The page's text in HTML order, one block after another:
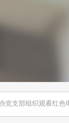
党支部组织观看红